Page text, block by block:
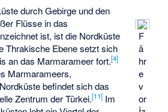
F
ä
hr
e
v
or
durch Gebirge und den
Flüsse in das
ist, ist die Nordküste
Thrakische Ebenesetzt sich
an das Marmarameer fort.[4]
Marmarameers,
befindet sich das
Zentrum der Türkei.[11] Im